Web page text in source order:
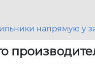
напрямую у